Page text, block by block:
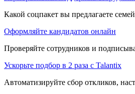
Какой соцпакет вы предлагаете
Оформляйте кандидатов онлайн
Проверяйте сотрудников и
Ускорьте подбор в 2 раза с Talantix
Автоматизируйте сбор откликов,